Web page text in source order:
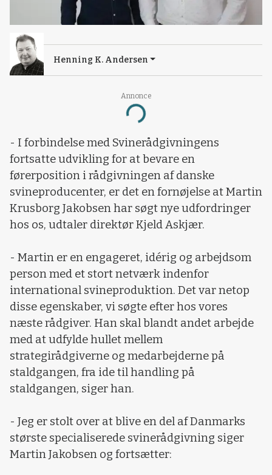
Annonce
Loading...
Henning K. Andersen
- I forbindelse med Svinerådgivningens
fortsatte udvikling for at bevare en
førerposition i rådgivningen af danske
svineproducenter, er det en fornøjelse at Martin
Krusborg Jakobsen har søgt nye udfordringer
hos os, udtaler direktør Kjeld Askjær.
- Martin er en engageret, idérig og arbejdsom
person med et stort netværk indenfor
international svineproduktion. Det var netop
disse egenskaber, vi søgte efter hos vores
næste rådgiver. Han skal blandt andet arbejde
med at udfylde hullet mellem
strategirådgiverne og medarbejderne på
staldgangen, fra ide til handling på
staldgangen, siger han.
- Jeg er stolt over at blive en del af Danmarks
største specialiserede svinerådgivning siger
Martin Jakobsen og fortsætter: